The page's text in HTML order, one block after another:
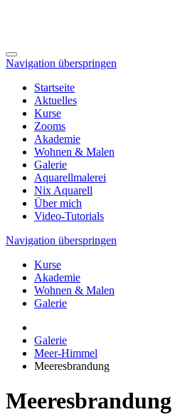
Navigation überspringen
Startseite
Aktuelles
Kurse
Zooms
Akademie
Wohnen & Malen
Galerie
Aquarellmalerei
Nix Aquarell
Über mich
Video-Tutorials
Navigation überspringen
Kurse
Akademie
Wohnen & Malen
Galerie
Galerie
Meer-Himmel
Meeresbrandung
Meeresbrandung